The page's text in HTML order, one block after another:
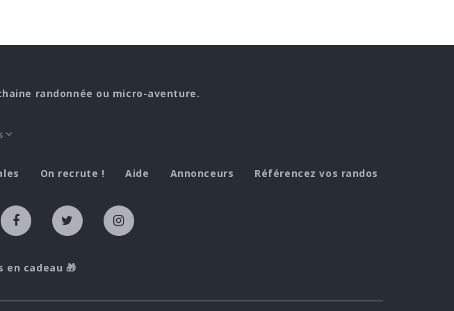
randonnée ou micro-aventure.
On recrute ! Aide Annonceurs Référencez vos randos
en cadeau 🎁